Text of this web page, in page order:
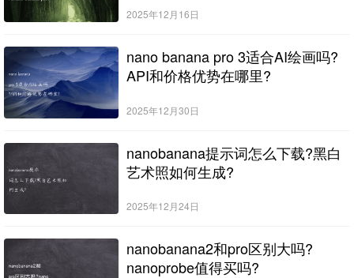
2025年12月16日
nano banana pro 3适合AI绘画吗?
API和价格优势在哪里?
2025年12月30日
nanobanana提示词怎么下载?黑白
艺术照如何生成?
2025年12月24日
nanobanana2和pro区别大吗?
nanoprobe值得买吗?